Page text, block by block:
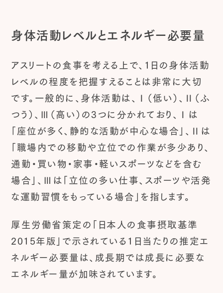
身体活動レベルとエネルギー必要量
アスリートの食事を考える上で、1日の身体活動
レベルの程度を把握すえることは非常に大切
です。一般的に、身体活動は、Ⅰ（低い）、Ⅱ（ふ
つう）、Ⅲ（高い）の3つに分かれており、Ⅰは
「座位が多く、静的な活動が中心な場合」、Ⅱは
「職場内での移動や立位での作業が多少あり、
通勤・買い物・家事・軽いスポーツなどを含む
場合」、Ⅲは「立位の多い仕事、スポーツや活発
な運動習慣をもっている場合」を指します。
厚生労働省策定の「日本人の食事摂取基準
2015年版」で示されている1日当たりの推定エ
ネルギー必要量は、成長期では成長に必要な
エネルギー量が加味されています。